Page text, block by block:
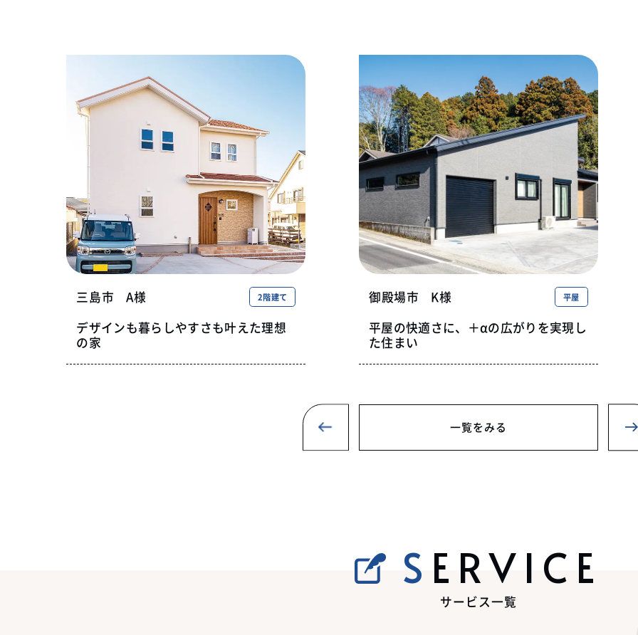
三島市 A様 2階建て
デザインも暮らしやすさも叶えた理想
の家
御殿場市 K様 平屋
平屋の快適さに、＋αの広がりを実現し
た住まい
一覧をみる
SERVICE
サービス一覧